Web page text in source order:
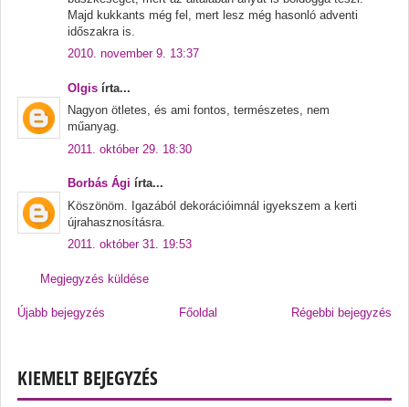
Majd kukkants még fel, mert lesz még hasonló adventi
időszakra is.
2010. november 9. 13:37
Olgis írta...
Nagyon ötletes, és ami fontos, természetes, nem
műanyag.
2011. október 29. 18:30
Borbás Ági írta...
Köszönöm. Igazából dekorációimnál igyekszem a kerti
újrahasznosításra.
2011. október 31. 19:53
Megjegyzés küldése
Újabb bejegyzés Régebbi bejegyzés
Főoldal
KIEMELT BEJEGYZÉS